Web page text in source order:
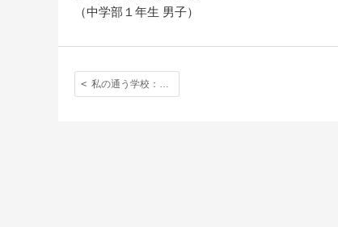
（中学部１年生 男子）
私の通う学校：英国でなければ出来ないことが沢山あります。